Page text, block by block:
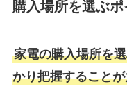
購入場所を選ぶポ
家電の購入場所を
かり把握すること